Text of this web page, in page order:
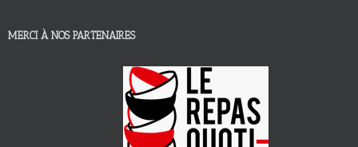
MERCI À NOS PARTENAIRES